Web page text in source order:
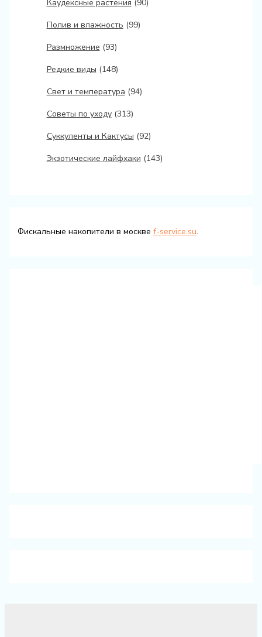
Каудексные растения (90)
Полив и влажность (99)
Размножение (93)
Редкие виды (148)
Свет и температура (94)
Советы по уходу(313)
Суккуленты и Кактусы (92)
Экзотические лайфхаки (143)
Фискальные накопители в москве f-service.su.